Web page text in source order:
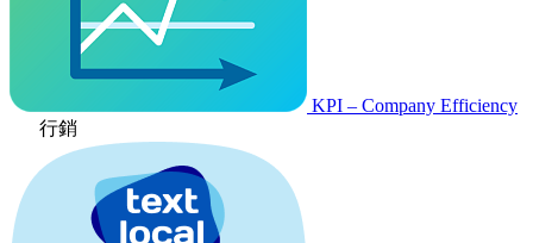
KPI – Company Efficiency
行銷